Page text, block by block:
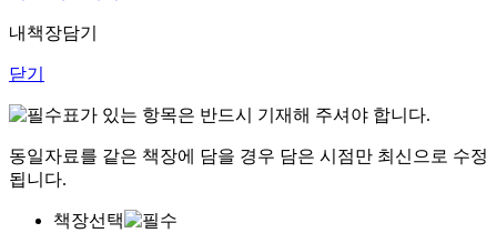
내책장담기
닫기
표가 있는 항목은 반드시 기재해 주셔야 합니다.
동일자료를 같은 책장에 담을 경우 담은 시점만 최신으로 수정
됩니다.
책장선택